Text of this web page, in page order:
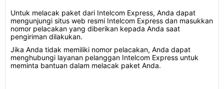
Untuk melacak paket dari Intelcom Express, Anda dapat
mengunjungi situs web resmi Intelcom Express dan masukkan
nomor pelacakan yang diberikan kepada Anda saat
pengiriman dilakukan.
Jika Anda tidak memiliki nomor pelacakan, Anda dapat
menghubungi layanan pelanggan Intelcom Express untuk
meminta bantuan dalam melacak paket Anda.